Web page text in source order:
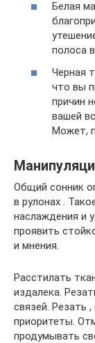
Белая
полоса
Черная
что вы
причин
вашей
Может,
Общий сонник
в рулонах .
наслаждения и
проявить
и мнения.
Расстилать
издалека.
связей. Резать
приоритеты.
продумывать